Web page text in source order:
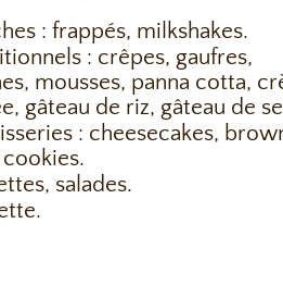
: frappés, milkshakes.
: crêpes, gaufres,
mousses, panna cotta,
gâteau de riz, gâteau de
: cheesecakes,
salades.